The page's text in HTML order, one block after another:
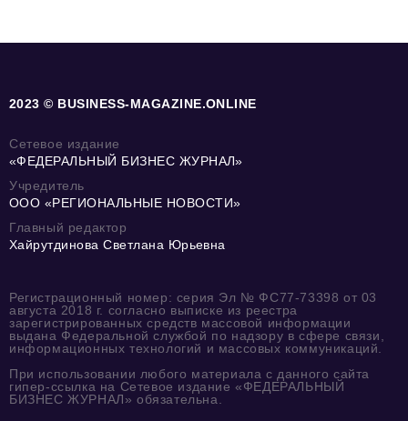
2023 © BUSINESS-MAGAZINE.ONLINE
Сетевое издание
«ФЕДЕРАЛЬНЫЙ БИЗНЕС ЖУРНАЛ»
Учредитель
ООО «РЕГИОНАЛЬНЫЕ НОВОСТИ»
Главный редактор
Хайрутдинова Светлана Юрьевна
Регистрационный номер: серия Эл № ФС77-73398 от 03
августа 2018 г. согласно выписке из реестра
зарегистрированных средств массовой информации
выдана Федеральной службой по надзору в сфере связи,
информационных технологий и массовых коммуникаций.
При использовании любого материала с данного сайта
гипер-ссылка на Сетевое издание «ФЕДЕРАЛЬНЫЙ
БИЗНЕС ЖУРНАЛ» обязательна.